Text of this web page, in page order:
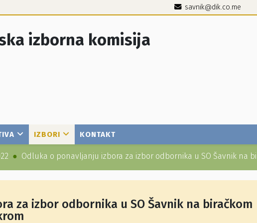
savnik@dik.co.me
izborna komisija
IZBORI KONTAKT
Odluka o ponavljanju izbora za izbor odbornika u SO Šavnik na
za izbor odbornika u SO Šavnik na biračkom